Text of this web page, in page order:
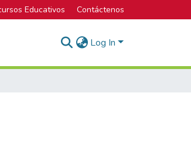
Educativos Contáctenos
Log In